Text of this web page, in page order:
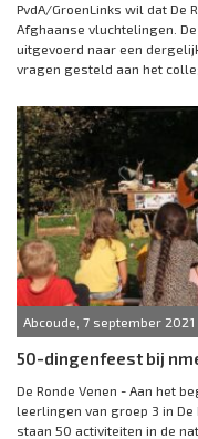
PvdA/GroenLinks wil dat De
Afghaanse vluchtelingen.
uitgevoerd naar een
vragen gesteld aan het
Abcoude, 7 september 2021
50-dingenfeest bij
De Ronde Venen - Aan het
leerlingen van groep 3 in De
staan 50 activiteiten in de